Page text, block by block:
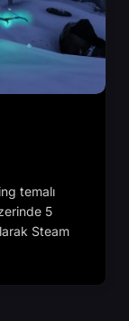
temalı
5
Steam